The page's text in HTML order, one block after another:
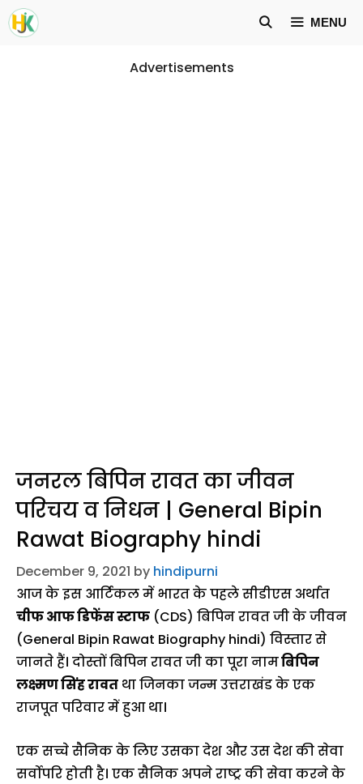
Skip
to
MENU
Advertisements
जनरल बिपिन रावत का जीवन
परिचय व निधन | General Bipin
Rawat Biography hindi
December 9, 2021 by hindipurni
आज के इस आर्टिकल में भारत के पहले सीडीएस अर्थात
चीफ आफ डिफेंस स्टाफ (CDS) बिपिन रावत जी के जीवन
(General Bipin Rawat Biography hindi) विस्तार से
जानते हैं। दोस्तों बिपिन रावत जी का पूरा नामबिपिन
लक्ष्मण सिंह रावत था जिनका जन्म उत्तराखंड के एक
राजपूत परिवार में हुआ था।
एक सच्चे सैनिक के लिए उसका देश और उस देश की सेवा
सर्वोपरि होती है। एक सैनिक अपने राष्ट्र की सेवा करने के